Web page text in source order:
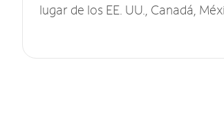
lugar de los EE. UU., Canadá,